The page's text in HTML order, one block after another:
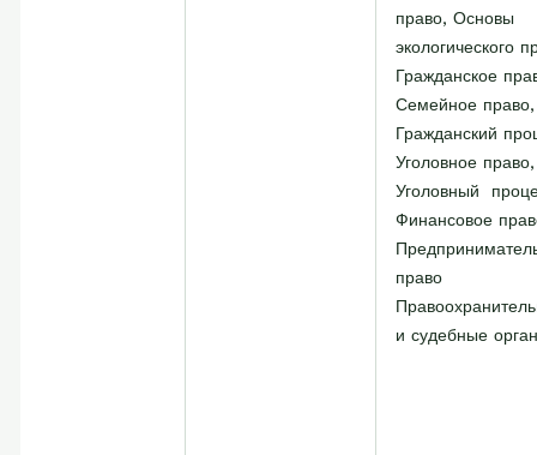
право, Основы
экологического
Гражданское
Семейное право,
Гражданский
Уголовное право,
Уголовный
Финансовое
право
и судебные